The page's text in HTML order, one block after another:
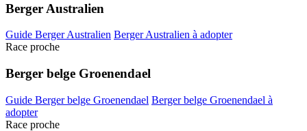
Berger Australien
Guide Berger Australien Berger Australien à adopter
Race proche
Berger belge Groenendael
Guide Berger belge Groenendael Berger belge Groenendael à
adopter
Race proche